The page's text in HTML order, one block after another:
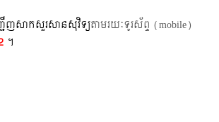
ញសាកសួរសានសុវិទ្យតាមរយៈទូរស័ព្ទ​ (mobile)​
។